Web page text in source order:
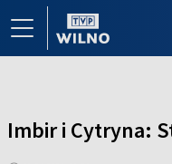
Imbir i Cytryna: